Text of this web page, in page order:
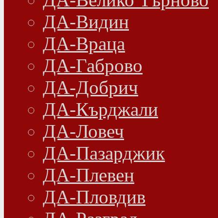
ДА-Видин
ДА-Враца
ДА-Габрово
ДА-Добрич
ДА-Кърджали
ДА-Ловеч
ДА-Пазарджик
ДА-Плевен
ДА-Пловдив